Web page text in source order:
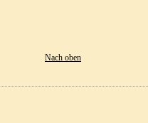
Nach oben